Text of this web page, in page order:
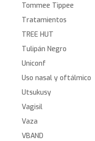
Tommee Tippee
Tratamientos
TREE HUT
Tulipán Negro
Uniconf
Uso nasal y oftálmico
Utsukusy
Vagisil
Vaza
VBAND